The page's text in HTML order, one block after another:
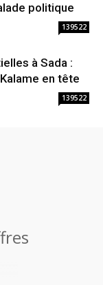
politique
139522
à Sada :
en tête
139522